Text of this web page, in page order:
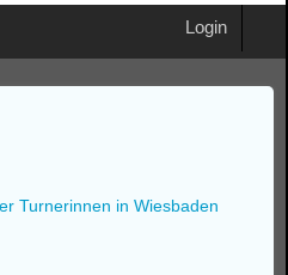
Login
Turnerinnen in Wiesbaden